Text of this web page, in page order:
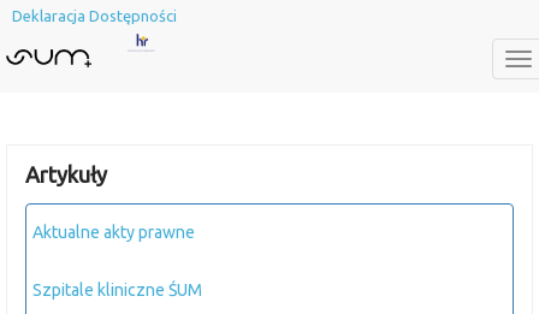
Deklaracja Dostępności
Artykuły
Aktualne akty prawne
Szpitale kliniczne ŚUM